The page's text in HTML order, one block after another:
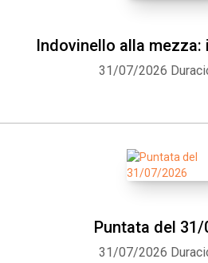
Indovinello alla
31/07/2026
Puntata del
31/07/2026